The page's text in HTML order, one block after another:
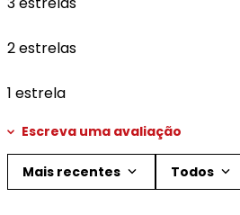
2 estrelas
1 estrela
Escreva uma avaliação
Mais recentes Todos